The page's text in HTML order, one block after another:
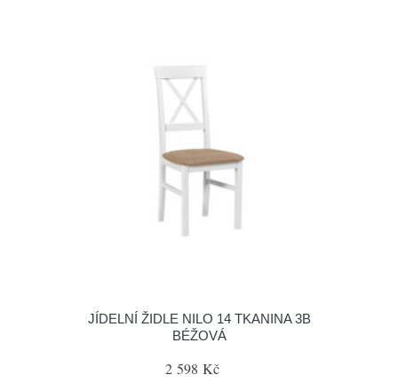
JÍDELNÍ ŽIDLE NILO 14 TKANINA 3B
BÉŽOVÁ
2 598 Kč